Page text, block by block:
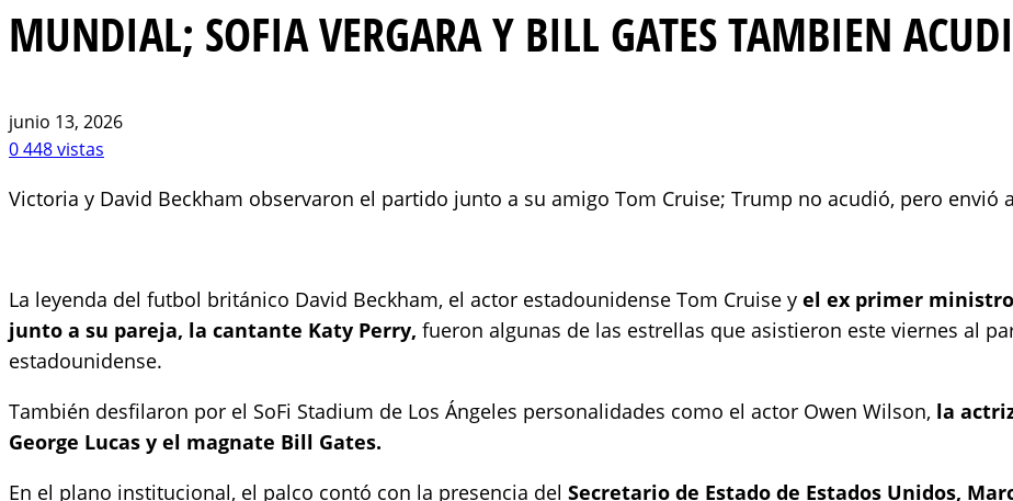
MUNDIAL; SOFIA VERGARA Y BILL GATES TAMBIEN
junio 13, 2026
0448 vistas
Victoria y David Beckham observaron el partido junto a su amigo Tom Cruise; Trump no acudió, pero envió
La leyenda del futbol británico David Beckham, el actor estadounidense Tom Cruise y el ex primer ministro
junto a su pareja, la cantante Katy Perry, fueron algunas de las estrellas que asistieron este viernes al
estadounidense.
También desfilaron por el SoFi Stadium de Los Ángeles personalidades como el actor Owen Wilson, la
George Lucas y el magnate Bill Gates.
En el plano institucional, el palco contó con la presencia del Secretario de Estado de Estados Unidos,